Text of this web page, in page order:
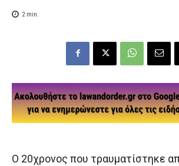
2min.
Ο 20χρονος που τραυματίστηκε